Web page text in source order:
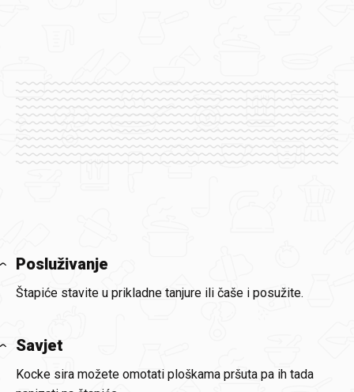
Posluživanje
Štapiće stavite u prikladne tanjure ili čaše i posužite.
Savjet
Kocke sira možete omotati ploškama pršuta pa ih tada